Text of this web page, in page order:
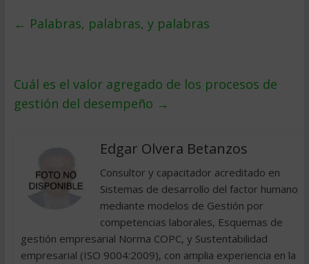
← Palabras, palabras, y palabras
Cuál es el valor agregado de los procesos de
gestión del desempeño →
Edgar Olvera Betanzos
Consultor y capacitador acreditado en
Sistemas de desarrollo del factor humano
mediante modelos de Gestión por
competencias laborales, Esquemas de
gestión empresarial Norma COPC, y Sustentabilidad
empresarial (ISO 9004:2009), con amplia experiencia en la